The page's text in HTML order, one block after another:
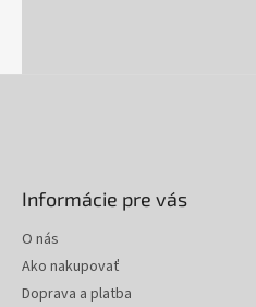
Informácie pre vás
O nás
Ako nakupovať
Doprava a platba